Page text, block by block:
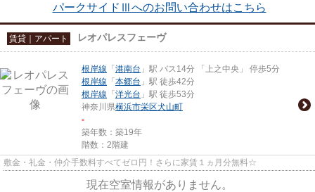
パークサイドⅢへのお問い合わせはこちら
賃貸｜アパート レオパレスフェーヴ
根岸線 「 港南台 」駅 バス14分 「上之中央」 停歩5分
根岸線 「 本郷台 」駅 徒歩42分
根岸線 「 洋光台 」駅 徒歩53分
神奈川県横浜市栄区犬山町
-
築年数：築19年
階数：2階建
敷金・礼金・仲介手数料すべてゼロ円！さらに家賃１ヵ月分無料☆
現在空室情報がありません。